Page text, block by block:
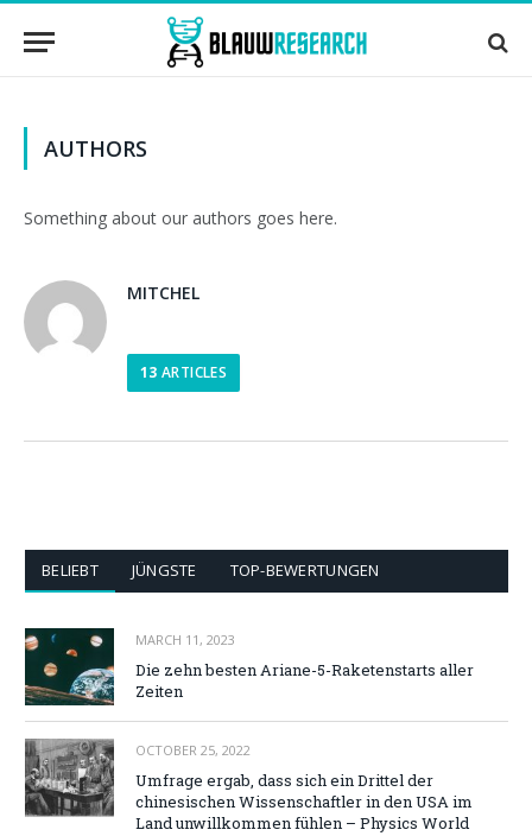
AUTHORS
Something about our authors goes here.
MITCHEL
13 ARTICLES
BELIEBT JÜNGSTE TOP-BEWERTUNGEN
MARCH 11, 2023
Die zehn besten Ariane-5-Raketenstarts aller
Zeiten
OCTOBER 25, 2022
Umfrage ergab, dass sich ein Drittel der
chinesischen Wissenschaftler in den USA im
Land unwillkommen fühlen – Physics World